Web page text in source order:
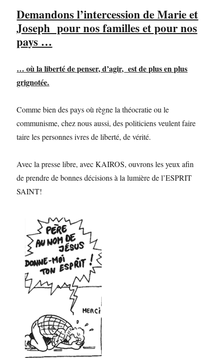
Demandons l’intercession de Marie et
Joseph pour nos familles et pour nos
pays …
… où la liberté de penser, d’agir, est de plus en plus
grignotée.
Comme bien des pays où règne la théocratie ou le
communisme, chez nous aussi, des politiciens veulent faire
taire les personnes ivres de liberté, de vérité.
Avec la presse libre, avec KAIROS, ouvrons les yeux afin
de prendre de bonnes décisions à la lumière de l’ESPRIT
SAINT!